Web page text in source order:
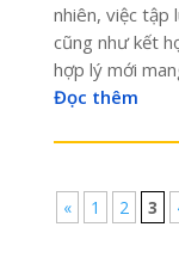
nhiên, việc tập
cũng như kết
hợp lý mới
Đọc thêm
« 1 2 3